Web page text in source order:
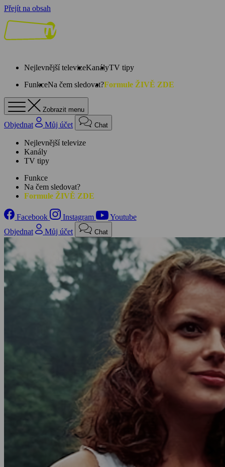
Přejít na obsah
Nejlevnější televizeKanályTV tipy
FunkceNa čem sledovat?Formule ŽIVĚ ZDE
Zobrazit menu
Objednat Můj účet Chat
Nejlevnější televize
Kanály
TV tipy
Funkce
Na čem sledovat?
Formule ŽIVĚ ZDE
Facebook Instagram
Youtube
Objednat
Můj účet Chat